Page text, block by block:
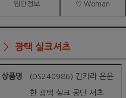
원단정보 ♡ Woman
광택 실크셔츠
상품명 (DS240986) 긴카라 은은
한 광택 실크 공단 셔츠